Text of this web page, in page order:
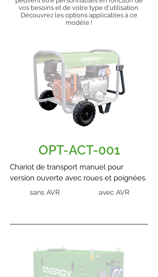
vos besoins et de votre type d'utilisation.
Découvrez les options applicables à ce
modèle !
OPT-ACT-001
Chariot de transport manuel pour
version ouverte avec roues et poignées.
sans AVR avec AVR